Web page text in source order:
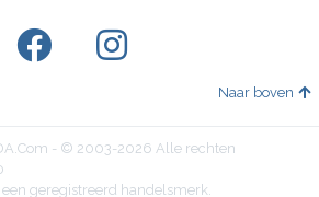
Naar boven
- © 2003-2026 Alle rechten
een geregistreerd handelsmerk.